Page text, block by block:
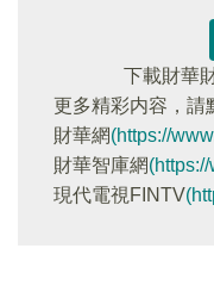
下載財華
更多精彩内容，請
財華網(https://
財華智庫網
現代電視FINTV